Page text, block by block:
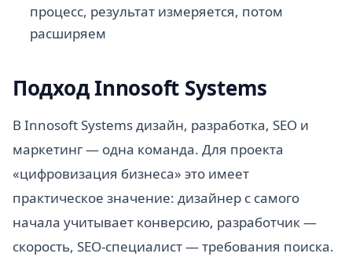
процесс, результат измеряется, потом
расширяем
Подход Innosoft Systems
В Innosoft Systems дизайн, разработка, SEO и
маркетинг — одна команда. Для проекта
«цифровизация бизнеса» это имеет
практическое значение: дизайнер с самого
начала учитывает конверсию, разработчик —
скорость, SEO-специалист — требования поиска.